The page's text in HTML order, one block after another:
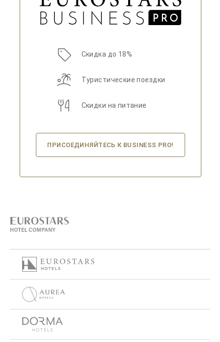
Скидка до 18%
Туристические поездки
Скидки на питание
ПРИСОЕДИНЯЙТЕСЬ К BUSINESS PRO!